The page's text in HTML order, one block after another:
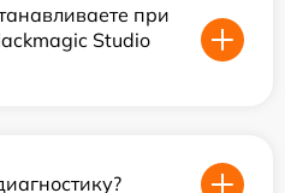
при
Studio